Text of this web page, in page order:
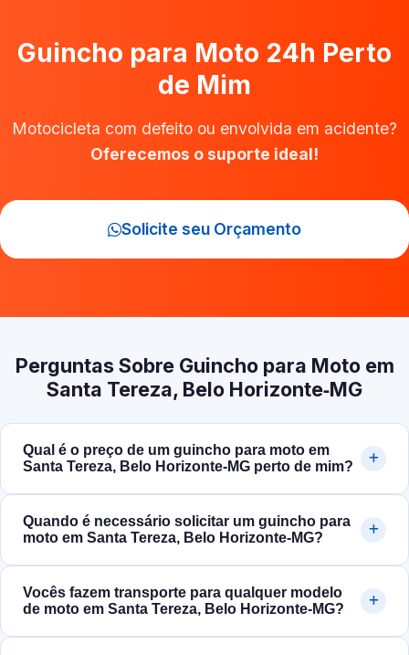
Guincho para Moto 24h Perto
de Mim
Motocicleta com defeito ou envolvida em acidente?
Oferecemos o suporte ideal!
Solicite seu Orçamento
Perguntas Sobre Guincho para Moto em
Santa Tereza, Belo Horizonte‑MG
Qual é o preço de um guincho para moto em
Santa Tereza, Belo Horizonte‑MG perto de mim?
Quando é necessário solicitar um guincho para
moto em Santa Tereza, Belo Horizonte‑MG?
Vocês fazem transporte para qualquer modelo
de moto em Santa Tereza, Belo Horizonte‑MG?